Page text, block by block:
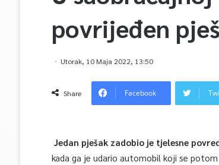
povrijeđen
Utorak, 10 Maja 2022, 13:50
Share Facebook
Jedan pješak zadobio je tjelesne
kada ga je udario automobil koji se